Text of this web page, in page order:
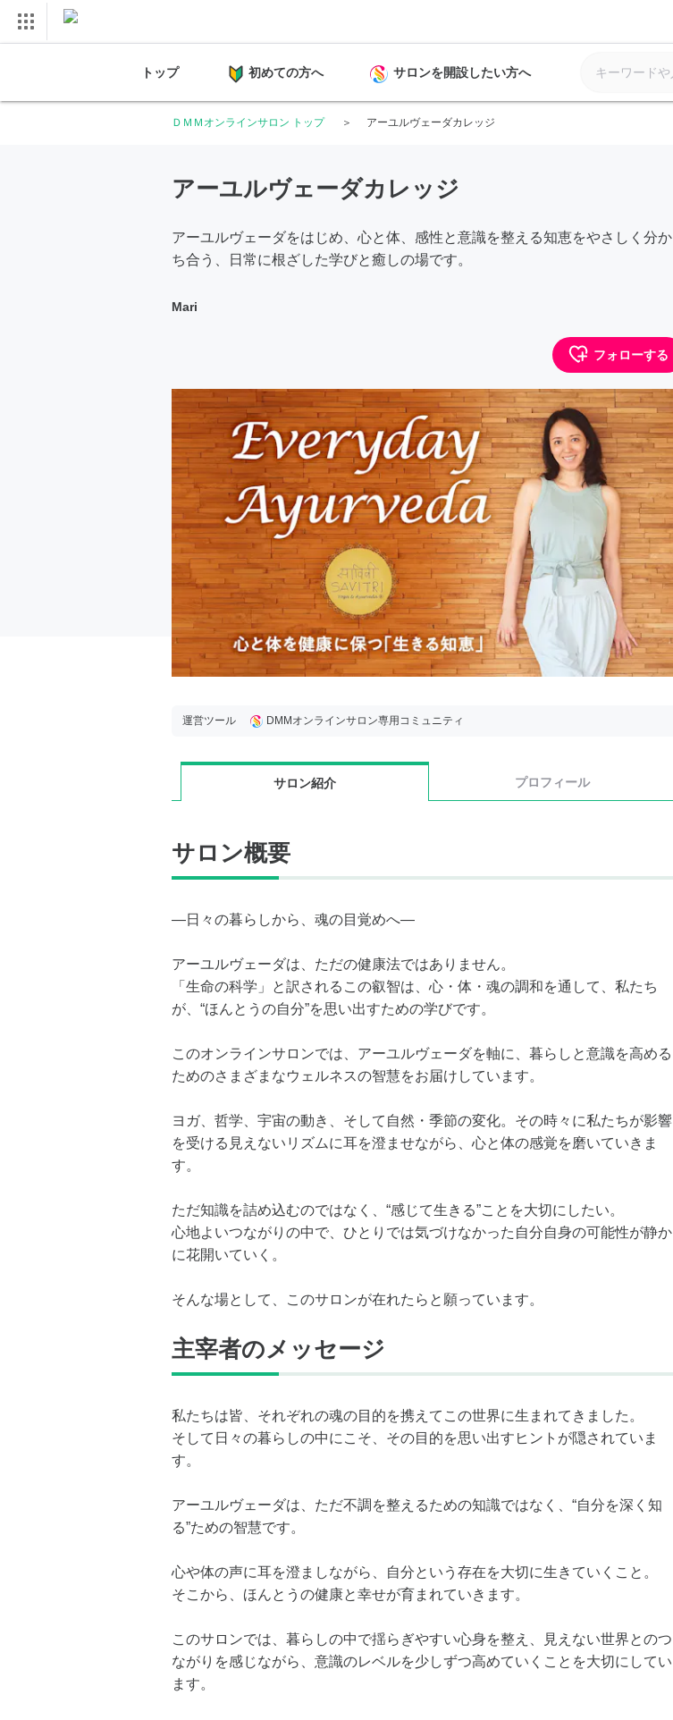
トップ 初めての方へ サロンを開設したい方へ
ＤＭＭオンラインサロン トップ アーユルヴェーダカレッジ
アーユルヴェーダカレッジ
アーユルヴェーダをはじめ、心と体、感性と意識を整える知恵をやさしく分か
ち合う、日常に根ざした学びと癒しの場です。
Mari
フォローする
運営ツール DMMオンラインサロン専用コミュニティ
サロン紹介 プロフィール
サロン概要
―日々の暮らしから、魂の目覚めへ―
アーユルヴェーダは、ただの健康法ではありません。
「生命の科学」と訳されるこの叡智は、心・体・魂の調和を通して、私たち
が、“ほんとうの自分”を思い出すための学びです。
このオンラインサロンでは、アーユルヴェーダを軸に、暮らしと意識を高める
ためのさまざまなウェルネスの智慧をお届けしています。
ヨガ、哲学、宇宙の動き、そして自然・季節の変化。その時々に私たちが影響
を受ける見えないリズムに耳を澄ませながら、心と体の感覚を磨いていきま
す。
ただ知識を詰め込むのではなく、“感じて生きる”ことを大切にしたい。
心地よいつながりの中で、ひとりでは気づけなかった自分自身の可能性が静か
に花開いていく。
そんな場として、このサロンが在れたらと願っています。
主宰者のメッセージ
私たちは皆、それぞれの魂の目的を携えてこの世界に生まれてきました。
そして日々の暮らしの中にこそ、その目的を思い出すヒントが隠されていま
す。
アーユルヴェーダは、ただ不調を整えるための知識ではなく、“自分を深く知
る”ための智慧です。
心や体の声に耳を澄ましながら、自分という存在を大切に生きていくこと。
そこから、ほんとうの健康と幸せが育まれていきます。
このサロンでは、暮らしの中で揺らぎやすい心身を整え、見えない世界とのつ
ながりを感じながら、意識のレベルを少しずつ高めていくことを大切にしてい
ます。